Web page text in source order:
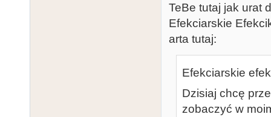
TeBe tutaj jak urat
Efekciarskie
arta tutaj:
Efekciarskie
Dzisiaj chcę
zobaczyć w